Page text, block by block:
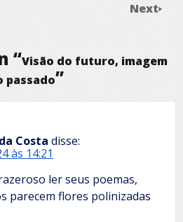
Next
“Visão do futuro, imagem
passado”
Costa disse:
às 14:21
ler seus poemas,
parecem flores polinizadas